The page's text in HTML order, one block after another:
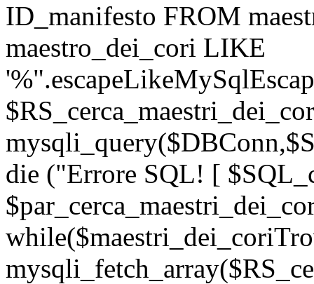
ID_manifesto FROM
maestro_dei_cori LIKE
die ("Errore SQL! [